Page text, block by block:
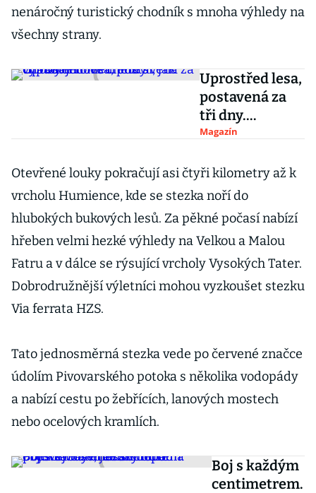
nenáročný turistický chodník s mnoha výhledy na
všechny strany.
Uprostřed lesa,
postavená za
tři dny.
Prohlédněte si,
nové trendy
chataření
Magazín
Otevřené louky pokračují asi čtyři kilometry až k
vrcholu Humience, kde se stezka noří do
hlubokých bukových lesů. Za pěkné počasí nabízí
hřeben velmi hezké výhledy na Velkou a Malou
Fatru a v dálce se rýsující vrcholy Vysokých Tater.
Dobrodružnější výletníci mohou vyzkoušet stezku
Via ferrata HZS.
Tato jednosměrná stezka vede po červené značce
údolím Pivovarského potoka s několika vodopády
a nabízí cestu po žebřících, lanových mostech
nebo ocelových kramlích.
Boj s každým
centimetrem.